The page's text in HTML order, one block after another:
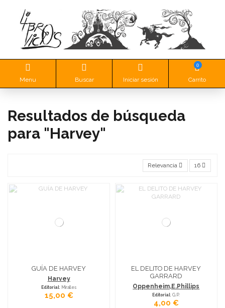
Menu Buscar Iniciar sesión
0
Carrito
Resultados de búsqueda
para "Harvey"
Relevancia 16
GUÍA DE HARVEY
Harvey
Editorial: Miralles
15,00 €
EL DELITO DE HARVEY
GARRARD
Oppenheim,E.Phillips
Editorial: G.P.
4,00 €